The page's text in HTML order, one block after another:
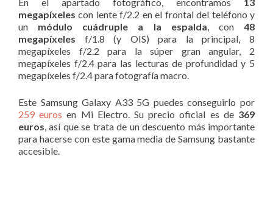
megapíxeles con lente f/2.2 en el frontal del teléfono y
un módulo cuádruple a la espalda, con48
megapíxeles f/1.8 (y OIS) para la principal, 8
megapíxeles f/2.2 para la súper gran angular, 2
megapíxeles f/2.4 para las lecturas de profundidad y 5
megapíxeles f/2.4 para fotografía macro.
Este Samsung Galaxy A33 5G puedes conseguirlo por
259 euros en Mi Electro. Su precio oficial es de 369
euros, así que se trata de un descuento más importante
para hacerse con este gama media de Samsung bastante
accesible.